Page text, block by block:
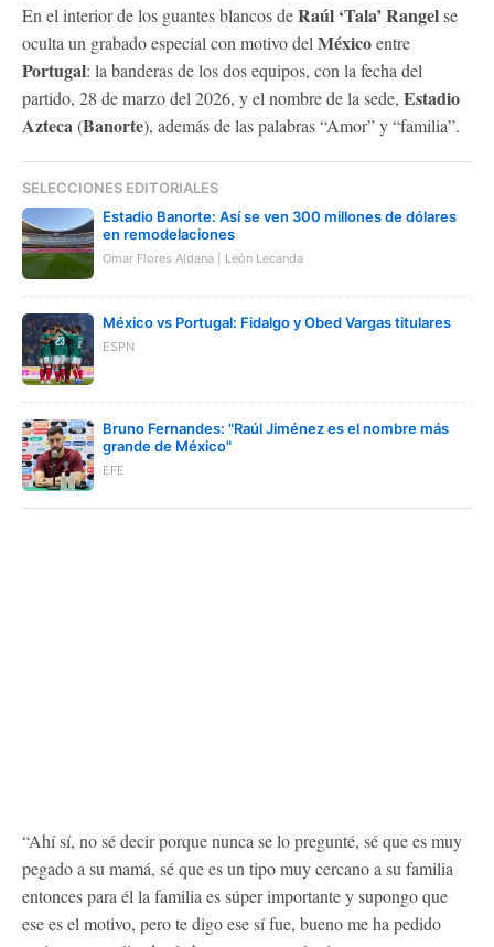
En el interior de los guantes blancos deRaúl ‘Tala’ Rangelse
oculta un grabado especial con motivo del Méxicoentre
Portugal: la banderas de los dos equipos, con la fecha del
partido, 28 de marzo del 2026, y el nombre de la sede, Estadio
Azteca(Banorte), además de las palabras “Amor” y “familia”.
SELECCIONES EDITORIALES
Estadio Banorte: Así se ven 300 millones de dólares
en remodelaciones
Omar Flores Aldana | León Lecanda
México vs Portugal: Fidalgo y Obed Vargas titulares
ESPN
Bruno Fernandes: "Raúl Jiménez es el nombre más
grande de México"
EFE
“Ahí sí, no sé decir porque nunca se lo pregunté, sé que es muy
pegado a su mamá, sé que es un tipo muy cercano a su familia
entonces para él la familia es súper importante y supongo que
ese es el motivo, pero te digo ese sí fue, bueno me ha pedido